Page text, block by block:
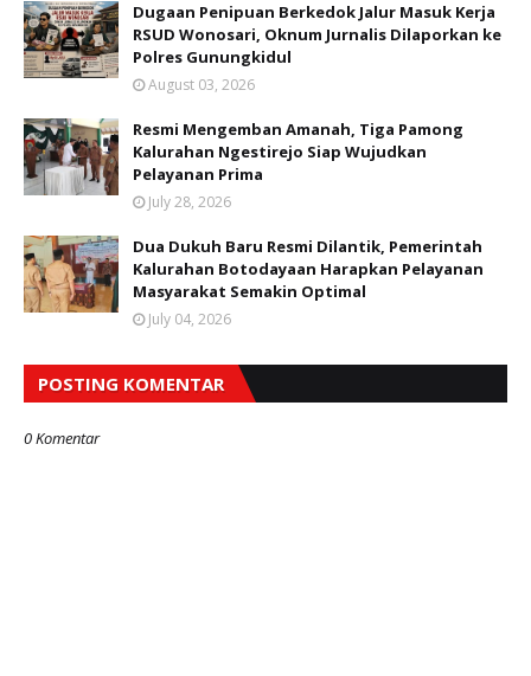
Dugaan Penipuan Berkedok Jalur Masuk Kerja
RSUD Wonosari, Oknum Jurnalis Dilaporkan ke
Polres Gunungkidul
August 03, 2026
Resmi Mengemban Amanah, Tiga Pamong
Kalurahan Ngestirejo Siap Wujudkan
Pelayanan Prima
July 28, 2026
Dua Dukuh Baru Resmi Dilantik, Pemerintah
Kalurahan Botodayaan Harapkan Pelayanan
Masyarakat Semakin Optimal
July 04, 2026
POSTING KOMENTAR
0 Komentar